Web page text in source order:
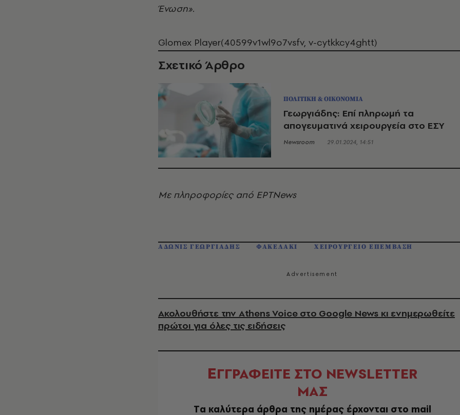
Ένωση».
Glomex Player(40599v1wl9o7vsfv, v-cytkkcy4ghtt)
Σχετικό Άρθρο
ΠΟΛΙΤΙΚΗ & ΟΙΚΟΝΟΜΙΑ
Γεωργιάδης: Επί πληρωμή τα
απογευματινά χειρουργεία στο ΕΣΥ
Newsroom 29.01.2024, 14:51
Με πληροφορίες από ΕΡΤNews
ΑΔΩΝΙΣ ΓΕΩΡΓΙΑΔΗΣ ΦΑΚΕΛΑΚΙ ΧΕΙΡΟΥΡΓΕΙΟ ΕΠΕΜΒΑΣΗ
Ακολουθήστε την Athens Voice στο Google News κι ενημερωθείτε
πρώτοι για όλες τις ειδήσεις
ΕΓΓΡΑΦΕΙΤΕ ΣΤΟ NEWSLETTER
ΜΑΣ
Tα καλύτερα άρθρα της ημέρας έρχονται στο mail